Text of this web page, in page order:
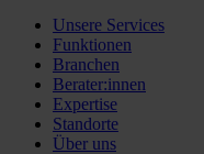
Unsere Services
Funktionen
Branchen
Berater:innen
Expertise
Standorte
Über uns